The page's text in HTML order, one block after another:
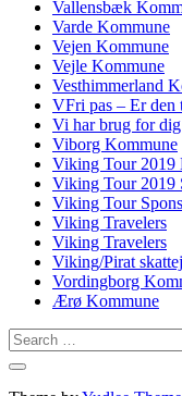
Vallensbæk
Varde Kommune
Vejen Kommune
Vejle Kommune
Vesthimmerland
VFri pas – Er den
Vi har brug for dig
Viborg Kommune
Viking Tour 2019
Viking Tour 2019
Viking Tour
Viking Travelers
Viking Travelers
Viking/Pirat
Vordingborg
Ærø Kommune